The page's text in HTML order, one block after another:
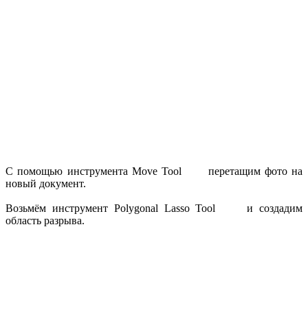
С помощью инструмента Move Tool
перетащим фото на
новый документ.
Возьмём инструмент Polygonal Lasso Tool
и создадим
область разрыва.